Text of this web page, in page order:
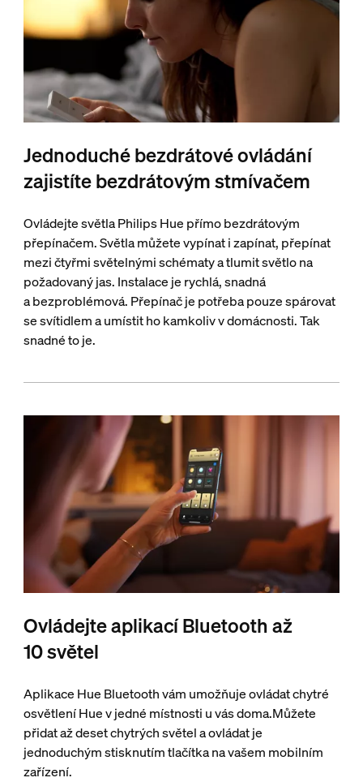
Jednoduché bezdrátové ovládání
zajistíte bezdrátovým stmívačem
Ovládejte světla Philips Hue přímo bezdrátovým
přepínačem. Světla můžete vypínat i zapínat, přepínat
mezi čtyřmi světelnými schématy a tlumit světlo na
požadovaný jas. Instalace je rychlá, snadná
a bezproblémová. Přepínač je potřeba pouze spárovat
se svítidlem a umístit ho kamkoliv v domácnosti. Tak
snadné to je.
Ovládejte aplikací Bluetooth až
10 světel
Aplikace Hue Bluetooth vám umožňuje ovládat chytré
osvětlení Hue v jedné místnosti u vás doma.Můžete
přidat až deset chytrých světel a ovládat je
jednoduchým stisknutím tlačítka na vašem mobilním
zařízení.